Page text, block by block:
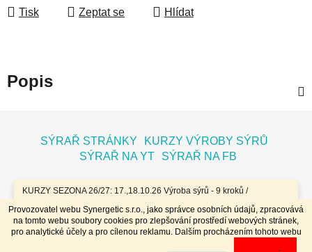
Provozovatel webu Synergetic s.r.o., jako správce osobních údajů, zpracovává
na tomto webu soubory cookies pro zlepšování prostředí webových stránek,
pro analytické účely a pro cílenou reklamu. Dalším procházením tohoto webu
KURZY SEZONA 26/27: 17.,18.10.26 Výroba sýrů - 9 kroků /
7.11.26 Bochníky - tvrdé zrající sýry / 8.11.26 Jogurty, Zákysy, Kefír
a Tvaroh + Hnětené a Tažené sýry/ 23.,24.1.27 Sýry doma /
20.,21.3.27 Výroba sýrů - 9 kroků / 10.4.27 Plísňáky - zrající sýry s
plísní / 11.4.27 Bochníky - tvrdé zrající sýry / 29.4..-2.5.27 Sýry 4
Tisk Zeptat se Hlídat
Popis
SÝRAŘ STRÁNKY
KURZY VÝROBY SÝRŮ
SÝRAŘ NA YT
SÝRAŘ NA FB
Vytvořil Shoptet